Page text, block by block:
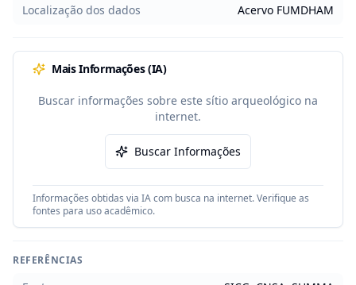
Localização dos dados
Acervo FUMDHAM
Mais Informações (IA)
Buscar informações sobre este sítio arqueológico na
internet.
Buscar Informações
Informações obtidas via IA com busca na internet. Verifique as
fontes para uso acadêmico.
REFERÊNCIAS